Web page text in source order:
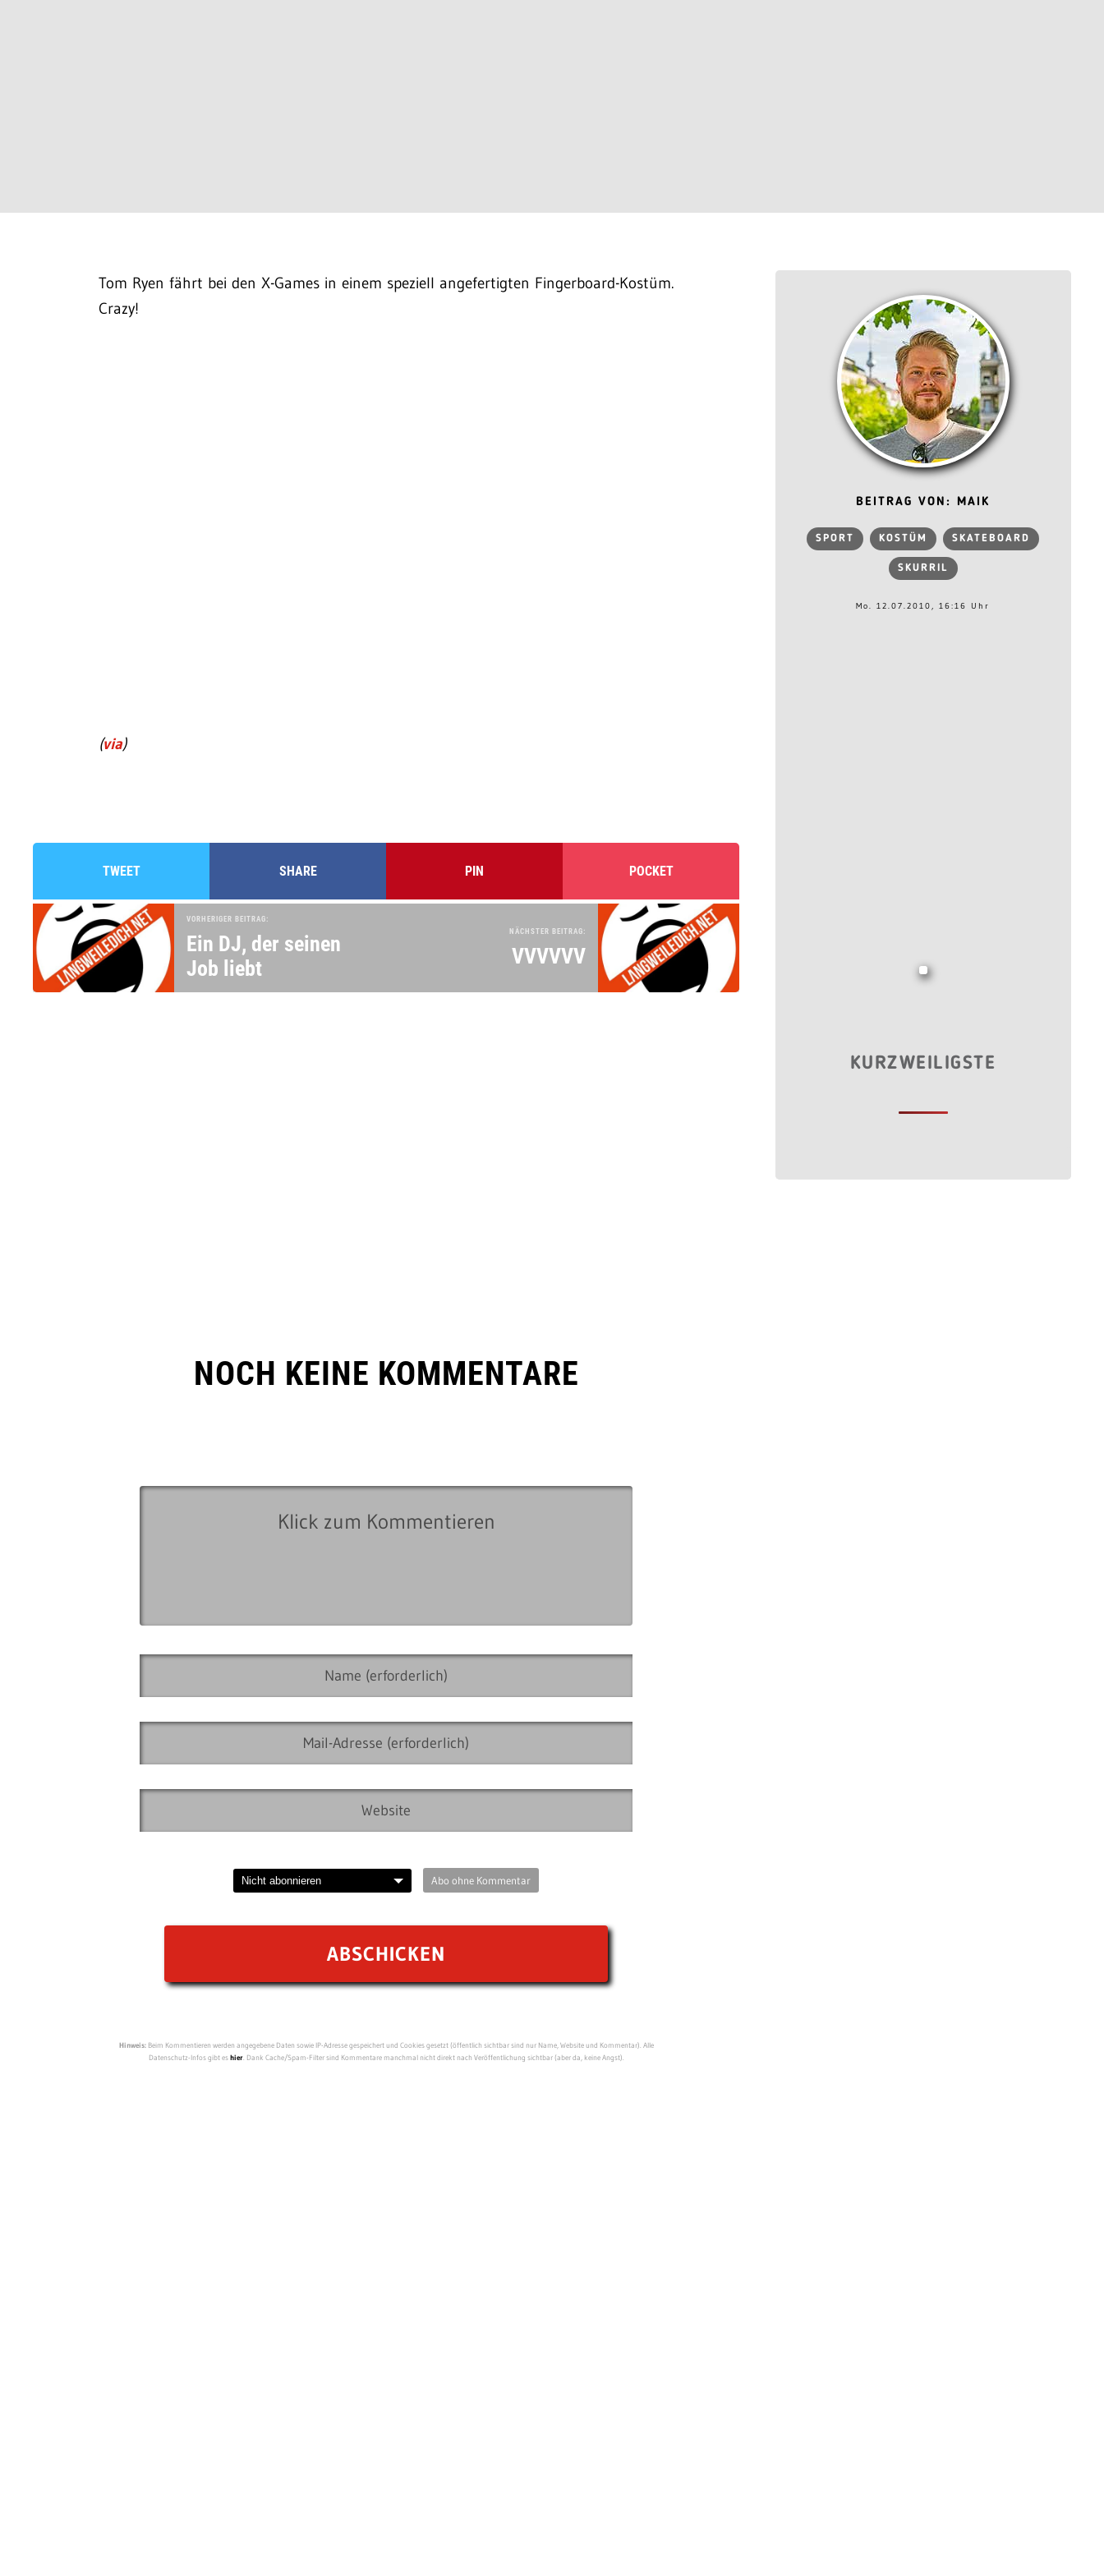
Tom Ryen fährt bei den X-Games in einem speziell angefertigten Fingerboard-Kostüm.
Crazy!
(via)
TWEET SHARE PIN POCKET
VORHERIGER BEITRAG:
Ein DJ, der seinen
Job liebt
NÄCHSTER BEITRAG:
VVVVVV
NOCH KEINE KOMMENTARE
Abo ohne Kommentar
Hinweis:Beim Kommentieren werden angegebene Daten sowie IP-Adresse gespeichert und Cookies gesetzt (öffentlich sichtbar sind nur Name, Website und Kommentar). Alle
Datenschutz-Infos gibt eshier. Dank Cache/Spam-Filter sind Kommentare manchmal nicht direkt nach Veröffentlichung sichtbar (aber da, keine Angst).
BEITRAG VON: MAIK
SPORT KOSTÜM SKATEBOARD
SKURRIL
Mo. 12.07.2010, 16:16 Uhr
KURZWEILIGSTE